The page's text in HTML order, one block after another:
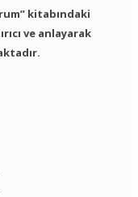
kitabındaki
ve anlayarak